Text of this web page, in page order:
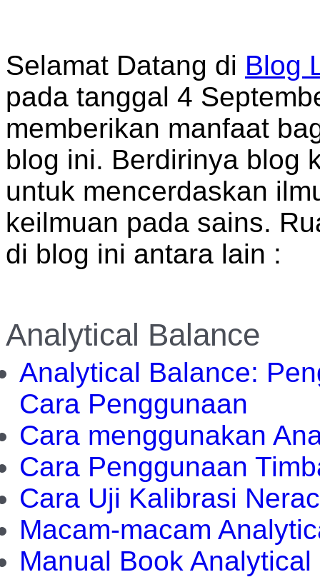
Selamat Datang di Blog
pada tanggal 4
memberikan manfaat
blog ini. Berdirinya blog
untuk mencerdaskan
keilmuan pada sains.
di blog ini antara lain :
Analytical Balance
Analytical Balance:
Cara Penggunaan
Cara menggunakan
Cara Penggunaan
Cara Uji Kalibrasi
Macam-macam
Manual Book